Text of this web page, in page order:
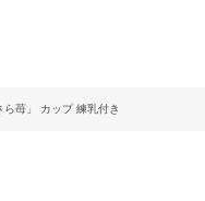
苺」 カップ 練乳付き